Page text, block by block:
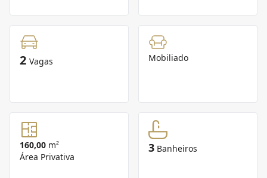
2 Vagas Mobiliado
160,00 m²
Área Privativa
3 Banheiros